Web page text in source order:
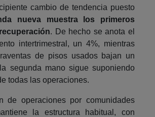
cambio de tendencia puesto
nueva muestra los primeros
. De hecho se anota el
intertrimestral, un 4%, mientras
de pisos usados bajan un
segunda mano sigue suponiendo
todas las operaciones.
de operaciones por comunidades
la estructura habitual, con